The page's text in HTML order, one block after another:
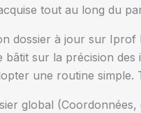
tout au long du
dossier à jour sur Iprof
bâtit sur la précision
une routine simple.
global (Coordonnées,